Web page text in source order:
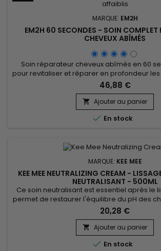
MARQUE: EM2H
EM2H 60 SECONDES - SOIN COMPLET
CHEVEUX ABÎMÉS
Soin réparateur cheveux abîmés en 60
pour revitaliser et réparer en profondeur
et affaiblis. Le&nbsp; kit Em2h 60
comble, renforce la fibre de l'intérieur et
les cheveux. Grâce à sa formule ultra
aminés et protéines, le soin réparateur
46,88 €
 Ajouter au panier
 En stock
MARQUE: KEE MEE
KEE MEE NEUTRALIZING CREAM -
NEUTRALISANT - 500ML
Ce soin neutralisant est essentiel après le
permet de restaurer l'équilibre du pH des
le processus chimique du lissage coréen,
plus résistants et sains. Kee Mee
éliminer ces résidus pour prévenir des
supplémentaires. Le soin neutralisant
&nbsp;apporte...
20,28 €
 Ajouter au panier
 En stock